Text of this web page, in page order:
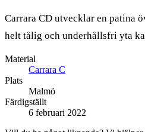
Carrara CD utvecklar en patina
helt tålig och underhållsfri yta
Material
Carrara C
Plats
Malmö
Färdigställt
6 februari 2022